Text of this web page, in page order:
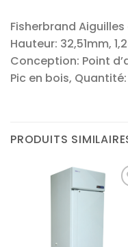
Fisherbrand
Hauteur: 32,51mm,
Conception: Point
Pic en bois,
PRODUITS